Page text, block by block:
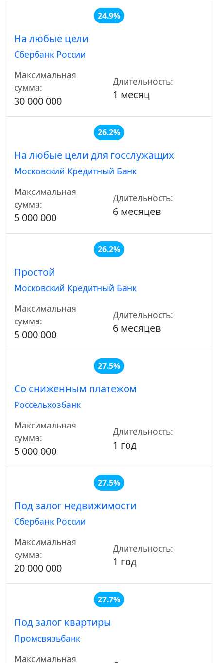
24.9%
На любые цели
Сбербанк России
Максимальная
сумма:
30 000 000
Длительность:
1 месяц
26.2%
На любые цели для госслужащих
Московский Кредитный Банк
Максимальная
сумма:
5 000 000
Длительность:
6 месяцев
26.2%
Простой
Московский Кредитный Банк
Максимальная
сумма:
5 000 000
Длительность:
6 месяцев
27.5%
Со сниженным платежом
Россельхозбанк
Максимальная
сумма:
5 000 000
Длительность:
1 год
27.5%
Под залог недвижимости
Сбербанк России
Максимальная
сумма:
20 000 000
Длительность:
1 год
27.7%
Под залог квартиры
Промсвязьбанк
Максимальная